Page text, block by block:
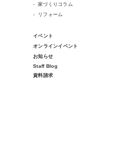
家づくりコラム
リフォーム
イベント
オンラインイベント
お知らせ
Staff Blog
資料請求